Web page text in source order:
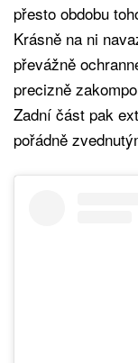
přesto obdobu
Krásně na ni
převážně
precizně
Zadní část pak
pořádně